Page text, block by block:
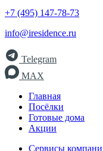
+7 (495) 147-78-73
info@iresidence.ru
Telegram
MAX
Главная
Посёлки
Готовые дома
Акции
Сервисы